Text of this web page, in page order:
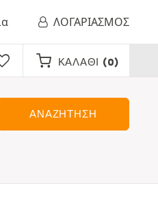
ΛΟΓΑΡΙΑΣΜΟΣ
ΚΑΛΆΘΙ (0)
ΑΝΑΖΗΤΗΣΗ